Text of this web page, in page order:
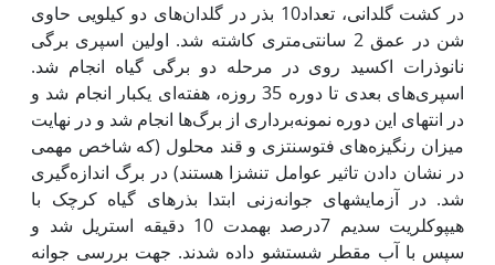
در کشت گلدانی، تعداد10 بذر در گلدان‌های دو کیلویی حاوی
شن در عمق 2 سانتی‌متری کاشته شد. اولین اسپری برگی
نانوذرات اکسید روی در مرحله دو برگی گیاه انجام شد.
اسپری‌های بعدی تا دوره 35 روزه، هفته‌ای یک‫بار انجام شد و
در انتهای این دوره نمونه‌برداری از برگ‌ها انجام شد و در نهایت
میزان رنگیزه‌های فتوسنتزی و قند محلول (که شاخص مهمی
در نشان دادن تاثیر عوامل تنش‫زا هستند) در برگ اندازه‌گیری
شد. در آزمایش‫های جوانه‌زنی ابتدا بذرهای گیاه کرچک با
هیپوکلریت سدیم 7درصد به‫مدت 10 دقیقه استریل شد و
سپس با آب مقطر شستشو داده شدند. جهت بررسی جوانه